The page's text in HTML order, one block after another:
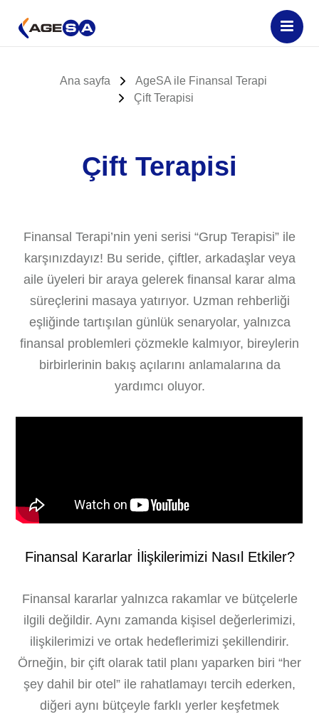
Ana sayfa
AgeSA ile Finansal Terapi
Çift Terapisi
Çift Terapisi
Finansal Terapi’nin yeni serisi “Grup Terapisi” ile
karşınızdayız! Bu seride, çiftler, arkadaşlar veya
aile üyeleri bir araya gelerek finansal karar alma
süreçlerini masaya yatırıyor. Uzman rehberliği
eşliğinde tartışılan günlük senaryolar, yalnızca
finansal problemleri çözmekle kalmıyor, bireylerin
birbirlerinin bakış açılarını anlamalarına da
yardımcı oluyor.
Finansal Kararlar İlişkilerimizi Nasıl Etkiler?
Finansal kararlar yalnızca rakamlar ve bütçelerle
ilgili değildir. Aynı zamanda kişisel değerlerimizi,
ilişkilerimizi ve ortak hedeflerimizi şekillendirir.
Örneğin, bir çift olarak tatil planı yaparken biri “her
şey dahil bir otel” ile rahatlamayı tercih ederken,
diğeri aynı bütçeyle farklı yerler keşfetmek